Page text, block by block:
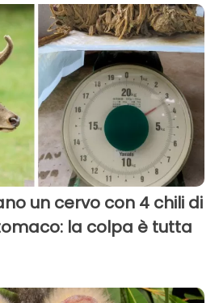
un cervo con 4 chili di
la colpa è tutta